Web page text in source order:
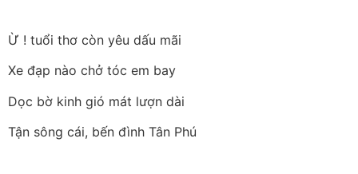
Ừ ! tuổi thơ còn yêu dấu mãi
Xe đạp nào chở tóc em bay
Dọc bờ kinh gió mát lượn dài
Tận sông cái, bến đình Tân Phú